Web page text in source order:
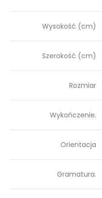
Wysokość (cm)
Szerokość (cm)
Rozmiar
Wykończenie.
Orientacja
Gramatura.